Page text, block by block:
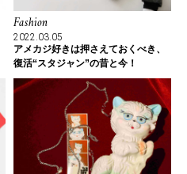
Fashion
2022.03.05
アメカジ好きは押さえておくべき、
復活“スタジャン”の昔と今！